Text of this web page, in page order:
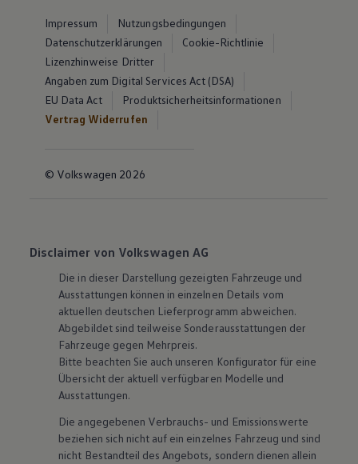
Impressum
Nutzungsbedingungen
Datenschutzerklärungen
Cookie-Richtlinie
Lizenzhinweise Dritter
Angaben zum Digital Services Act (DSA)
EU Data Act
Produktsicherheitsinformationen
Vertrag Widerrufen
© Volkswagen 2026
Disclaimer von Volkswagen AG
Die in dieser Darstellung gezeigten Fahrzeuge und
Ausstattungen können in einzelnen Details vom
aktuellen deutschen Lieferprogramm abweichen.
Abgebildet sind teilweise Sonderausstattungen der
Fahrzeuge gegen Mehrpreis.
Bitte beachten Sie auch unseren Konfigurator für eine
Übersicht der aktuell verfügbaren Modelle und
Ausstattungen.
Die angegebenen Verbrauchs- und Emissionswerte
beziehen sich nicht auf ein einzelnes Fahrzeug und sind
nicht Bestandteil des Angebots, sondern dienen allein